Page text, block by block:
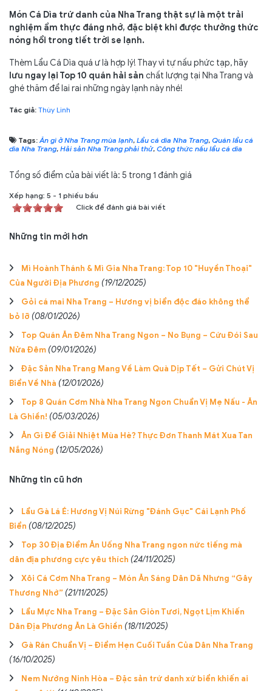
Món Cá Dìa trứ danh của Nha Trang thật sự là một trải
nghiệm ẩm thực đáng nhớ, đặc biệt khi được thưởng thức
nóng hổi trong tiết trời se lạnh.
Thèm Lẩu Cá Dìa quá ư là hợp lý! Thay vì tự nấu phức tạp, hãy
lưu ngay lại Top 10 quán hải sản chất lượng tại Nha Trang và
ghé thăm để lai rai những ngày lạnh này nhé!
Tác giả: Thùy Linh
Tags: Ăn gì ở Nha Trang mùa lạnh, Lẩu cá dìa Nha Trang, Quán lẩu cá
dìa Nha Trang, Hải sản Nha Trang phải thử, Công thức nấu lẩu cá dìa
Tổng số điểm của bài viết là: 5 trong 1 đánh giá
Xếp hạng: 5 - 1 phiếu bầu
Click để đánh giá bài viết
Những tin mới hơn
Mì Hoành Thánh & Mì Gia Nha Trang: Top 10 "Huyền Thoại"
Của Người Địa Phương (19/12/2025)
Gỏi cá mai Nha Trang – Hương vị biển độc đáo không thể
bỏ lỡ (08/01/2026)
Top Quán Ăn Đêm Nha Trang Ngon – No Bụng – Cứu Đói Sau
Nửa Đêm(09/01/2026)
Đặc Sản Nha Trang Mang Về Làm Quà Dịp Tết – Gửi Chút Vị
Biển Về Nhà (12/01/2026)
Top 8 Quán Cơm Nhà Nha Trang Ngon Chuẩn Vị Mẹ Nấu - Ăn
Là Ghiền! (05/03/2026)
Ăn Gì Để Giải Nhiệt Mùa Hè? Thực Đơn Thanh Mát Xua Tan
Nắng Nóng (12/05/2026)
Những tin cũ hơn
Lẩu Gà Lá É: Hương Vị Núi Rừng "Đánh Gục" Cái Lạnh Phố
Biển (08/12/2025)
Top 30 Địa Điểm Ăn Uống Nha Trang ngon nức tiếng mà
dân địa phương cực yêu thích (24/11/2025)
Xôi Cá Cơm Nha Trang – Món Ăn Sáng Dân Dã Nhưng “Gây
Thương Nhớ”(21/11/2025)
Lẩu Mực Nha Trang – Đặc Sản Giòn Tươi, Ngọt Lịm Khiến
Dân Địa Phương Ăn Là Ghiền (18/11/2025)
Gà Rán Chuẩn Vị – Điểm Hẹn Cuối Tuần Của Dân Nha Trang
(16/10/2025)
Nem Nướng Ninh Hòa – Đặc sản trứ danh xứ biển khiến ai